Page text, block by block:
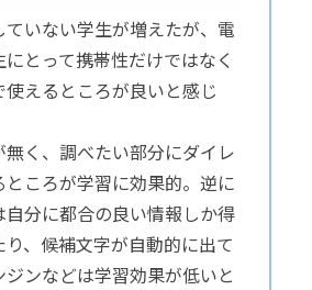
ていない学生が増えたが、電
とって携帯性だけではなく
使えるところが良いと感じ
無く、調べたい部分にダイレ
ところが学習に効果的。逆に
自分に都合の良い情報しか得
り、候補文字が自動的に出て
ジンなどは学習効果が低いと